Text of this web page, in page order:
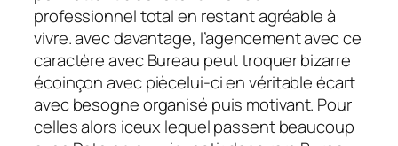
professionnel total en restant agréable à
vivre. avec davantage, l’agencement avec ce
caractère avec Bureau peut troquer bizarre
écoinçon avec piècelui-ci en véritable écart
avec besogne organisé puis motivant. Pour
celles alors iceux lequel passent beaucoup